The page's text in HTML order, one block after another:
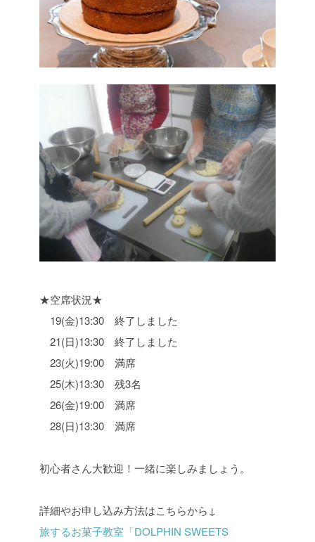
★空席状況★
19(金)13:30 終了しました
21(日)13:30 終了しました
23(火)19:00 満席
25(木)13:30 残3名
26(金)19:00 満席
28(日)13:30 満席
初心者さん大歓迎！一緒に楽しみましょう。
詳細やお申し込み方法はこちらから↓
旅するお菓子教室「DOLPHIN SWEETS